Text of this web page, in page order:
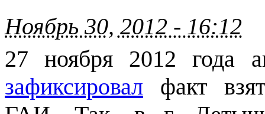
Ноябрь 30, 2012 - 16:12
27 ноября 2012 года
зафиксировал факт